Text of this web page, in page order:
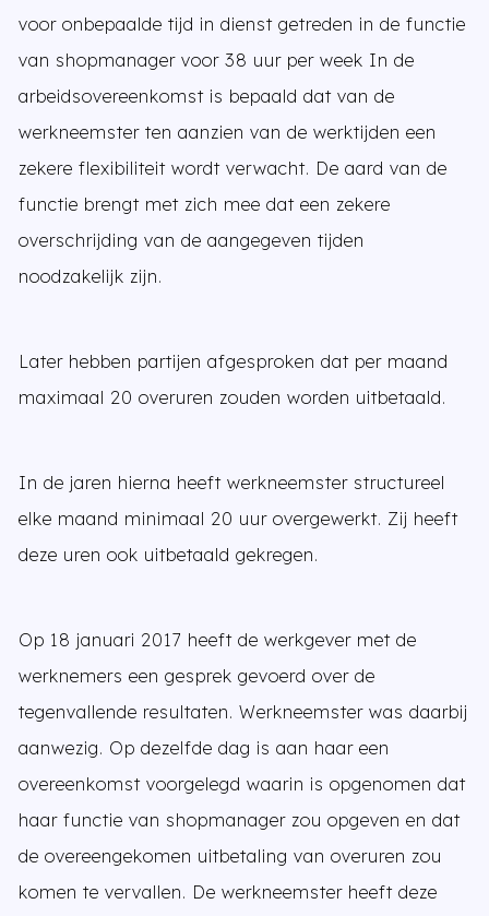
voor onbepaalde tijd in dienst getreden in de functie
van shopmanager voor 38 uur per week In de
arbeidsovereenkomst is bepaald dat van de
werkneemster ten aanzien van de werktijden een
zekere flexibiliteit wordt verwacht. De aard van de
functie brengt met zich mee dat een zekere
overschrijding van de aangegeven tijden
noodzakelijk zijn.
Later hebben partijen afgesproken dat per maand
maximaal 20 overuren zouden worden uitbetaald.
In de jaren hierna heeft werkneemster structureel
elke maand minimaal 20 uur overgewerkt. Zij heeft
deze uren ook uitbetaald gekregen.
Op 18 januari 2017 heeft de werkgever met de
werknemers een gesprek gevoerd over de
tegenvallende resultaten. Werkneemster was daarbij
aanwezig. Op dezelfde dag is aan haar een
overeenkomst voorgelegd waarin is opgenomen dat
haar functie van shopmanager zou opgeven en dat
de overeengekomen uitbetaling van overuren zou
komen te vervallen. De werkneemster heeft deze